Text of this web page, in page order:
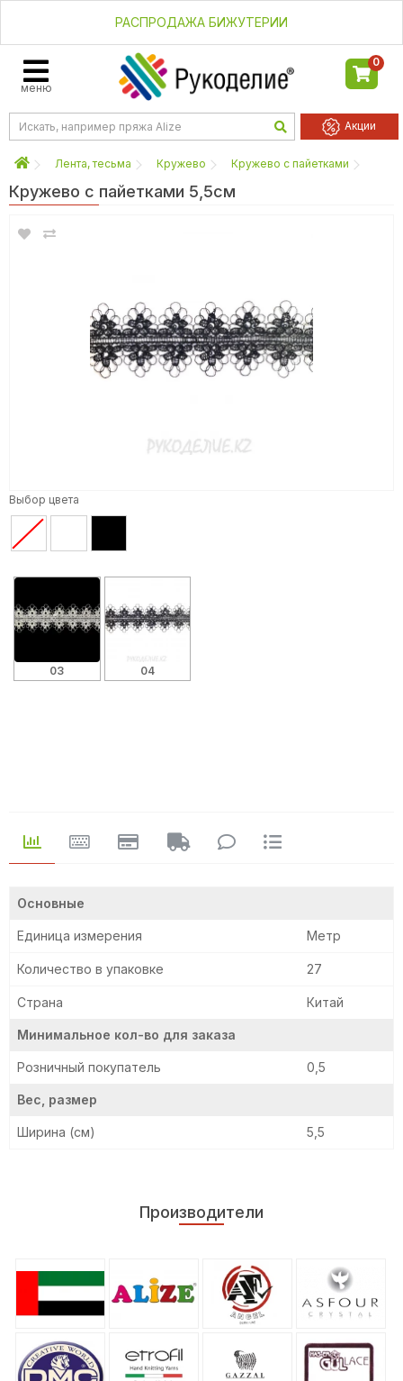
РАСПРОДАЖА БИЖУТЕРИИ
меню
0
Акции
Лента, тесьма Кружево Кружево с пайетками
Кружево с пайетками 5,5см
Основные
Единица измерения Метр
Количество в упаковке 27
Страна Китай
Минимальное кол-во для заказа
Розничный покупатель 0,5
Вес, размер
Ширина (см) 5,5
Выбор цвета
03 04
Производители